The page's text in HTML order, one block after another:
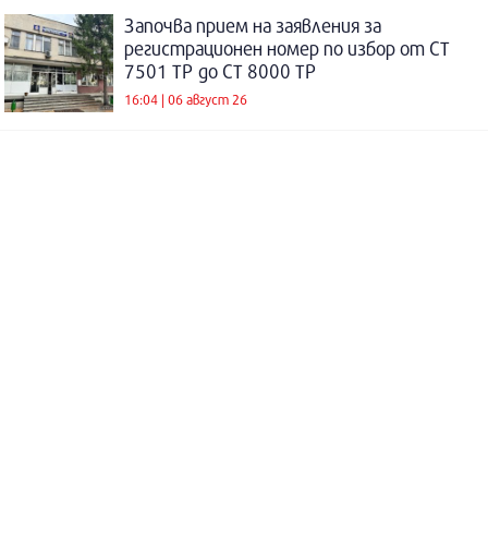
Започва прием на заявления за
регистрационен номер по избор от СТ
7501 ТР до СТ 8000 ТР
16:04 | 06 август 26